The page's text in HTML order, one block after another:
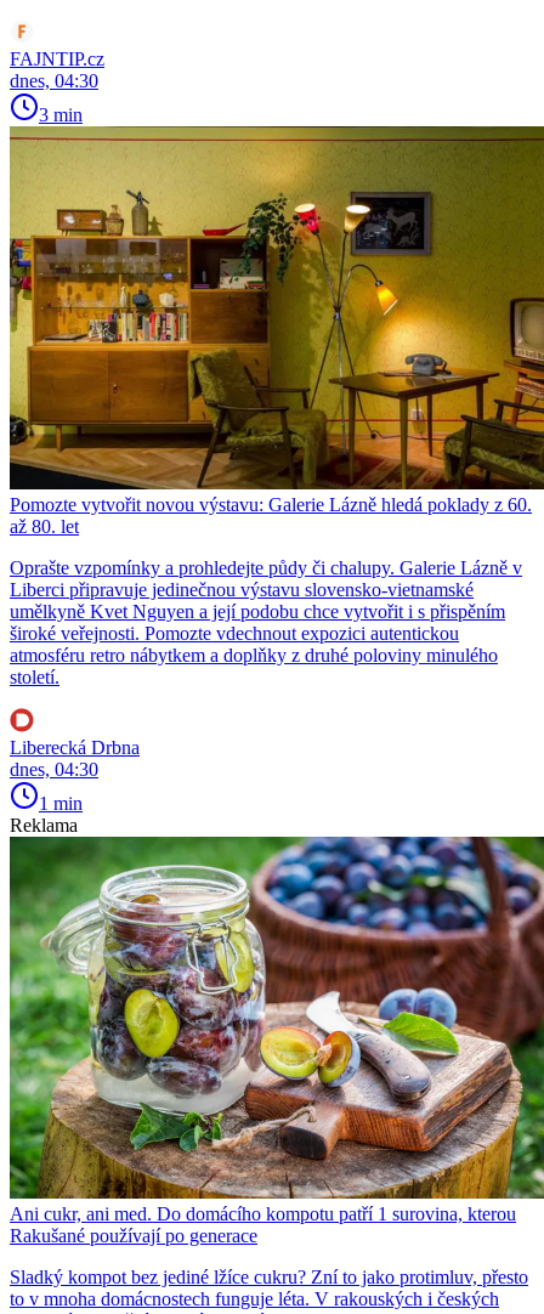
FAJNTIP.cz
dnes, 04:30
3 min
Pomozte vytvořit novou výstavu: Galerie Lázně hledá poklady z 60.
až 80. let
Oprašte vzpomínky a prohledejte půdy či chalupy. Galerie Lázně v
Liberci připravuje jedinečnou výstavu slovensko-vietnamské
umělkyně Kvet Nguyen a její podobu chce vytvořit i s přispěním
široké veřejnosti. Pomozte vdechnout expozici autentickou
atmosféru retro nábytkem a doplňky z druhé poloviny minulého
století.
Liberecká Drbna
dnes, 04:30
1 min
Reklama
Ani cukr, ani med. Do domácího kompotu patří 1 surovina, kterou
Rakušané používají po generace
Sladký kompot bez jediné lžíce cukru? Zní to jako protimluv, přesto
to v mnoha domácnostech funguje léta. V rakouských i českých